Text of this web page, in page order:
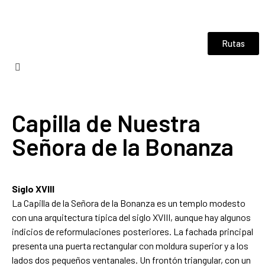
Rutas
Capilla de Nuestra
Señora de la Bonanza
Siglo XVIII
La Capilla de la Señora de la Bonanza es un templo modesto
con una arquitectura típica del siglo XVIII, aunque hay algunos
indicios de reformulaciones posteriores. La fachada principal
presenta una puerta rectangular con moldura superior y a los
lados dos pequeños ventanales. Un frontón triangular, con un